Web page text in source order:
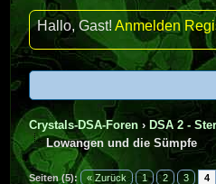
Hallo, Gast!Anmelden
Crystals-DSA-Foren › DSA 2 -
Lowangen und die Sümpfe
Seiten (5): « Zurück 1 2 3 4